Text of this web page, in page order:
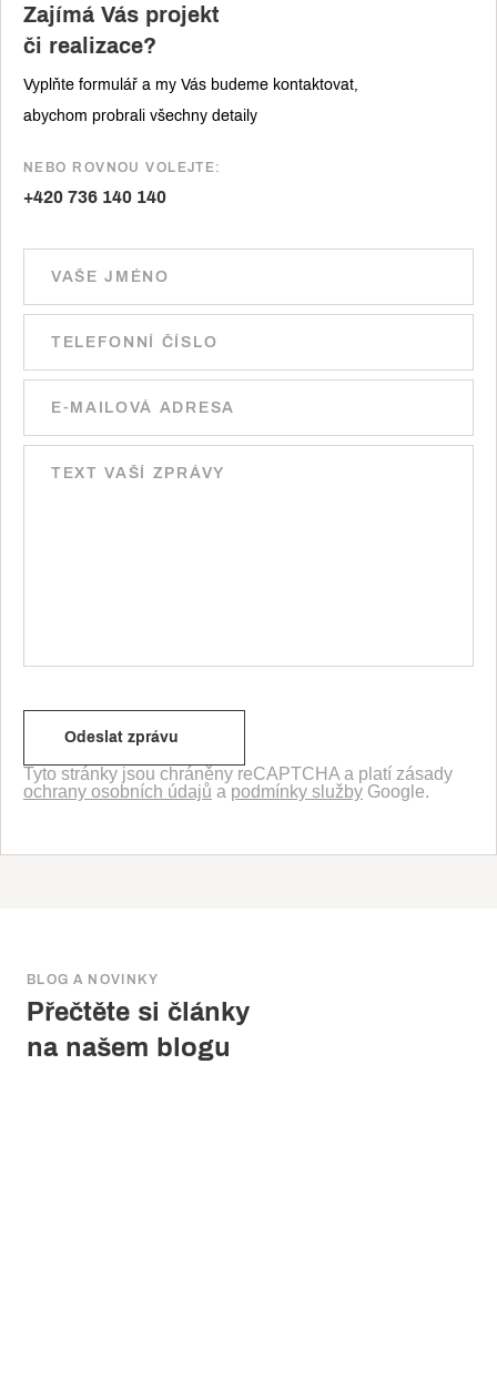
Zajímá Vás projekt
či realizace?
Vyplňte formulář a my Vás budeme kontaktovat,
abychom probrali všechny detaily
NEBO ROVNOU VOLEJTE:
+420 736 140 140
Ponechte toto pole prázdné.
Tyto stránky jsou chráněny reCAPTCHA a platí zásady
ochrany osobních údajů a podmínky služby Google.
BLOG A NOVINKY
Přečtěte si články
na našem blogu